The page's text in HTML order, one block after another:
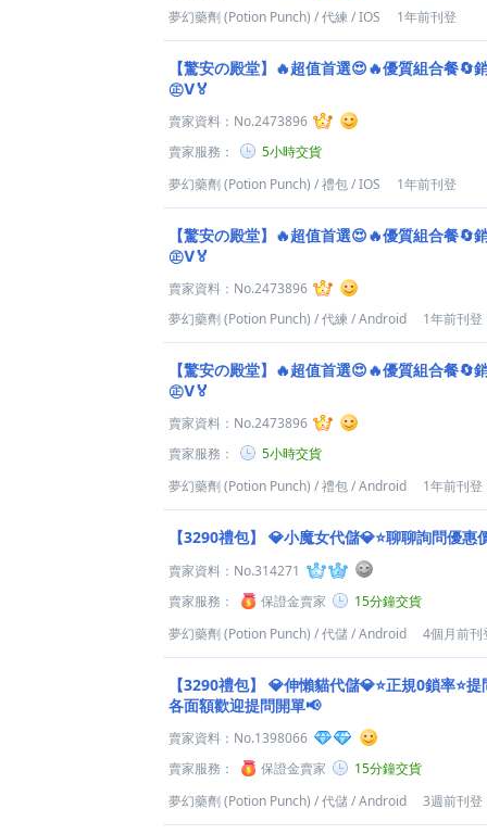
夢幻藥劑 (Potion Punch) /代練 /IOS 1年前刊登
【驚安の殿堂】🔥超值首選😍🔥優質組合餐🔄
㊣Ⅴ🏅
賣家資料： No.2473896
賣家服務：
5小時交貨
夢幻藥劑 (Potion Punch) /禮包/IOS 1年前刊登
【驚安の殿堂】🔥超值首選😍🔥優質組合餐🔄
㊣Ⅴ🏅
賣家資料： No.2473896
夢幻藥劑 (Potion Punch) /代練 /Android 1年前刊登
【驚安の殿堂】🔥超值首選😍🔥優質組合餐🔄
㊣Ⅴ🏅
賣家資料： No.2473896
賣家服務：
5小時交貨
夢幻藥劑 (Potion Punch) /禮包/Android 1年前刊登
【3290禮包】 💎小魔女代儲💎⭐聊聊詢問優惠
賣家資料： No.314271
賣家服務：
保證金賣家
15分鐘交貨
夢幻藥劑 (Potion Punch) /代儲/Android 4個月前刊
【3290禮包】
💎伸懶貓代儲💎⭐正規0鎖率⭐
各面額歡迎提問開單📢
賣家資料： No.1398066
賣家服務：
保證金賣家
15分鐘交貨
夢幻藥劑 (Potion Punch) /代儲/Android 3週前刊登